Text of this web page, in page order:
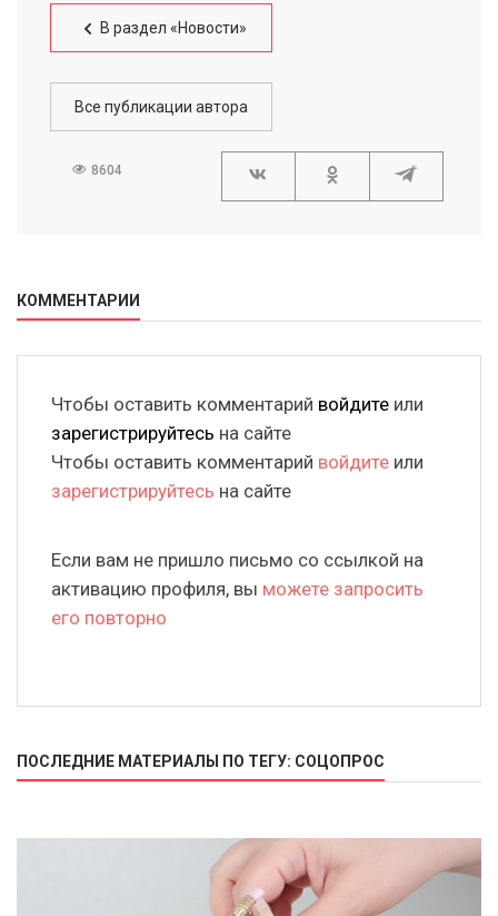
В раздел «Новости»
Все публикации автора
8604
КОММЕНТАРИИ
Чтобы оставить комментарий войдите или
зарегистрируйтесь на сайте
Чтобы оставить комментарий войдите или
зарегистрируйтесь на сайте
Если вам не пришло письмо со ссылкой на
активацию профиля, вы можете запросить
его повторно
ПОСЛЕДНИЕ МАТЕРИАЛЫ ПО ТЕГУ: СОЦОПРОС